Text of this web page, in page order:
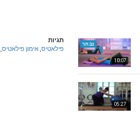
תגיות
פילאטיס, אימון פילאטיס,
10:07
נבחר
05:27